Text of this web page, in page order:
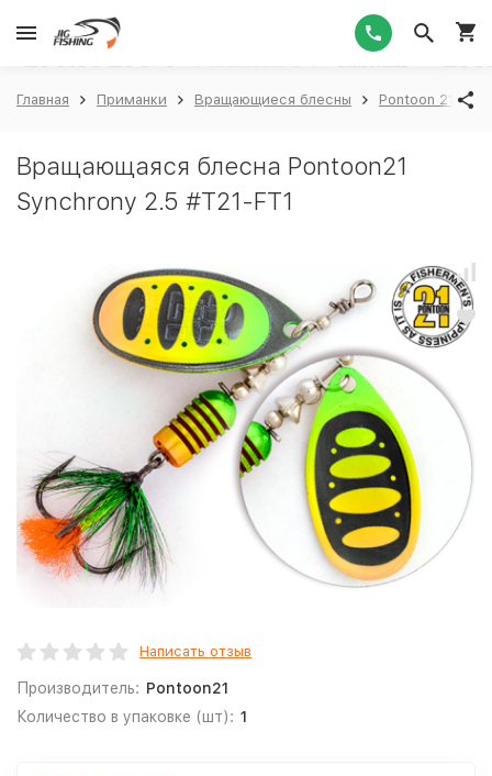
Главная Приманки Вращающиеся блесны Pontoon 21
Вращающаяся блесна Pontoon21
Synchrony 2.5 #T21-FT1
Написать отзыв
Производитель: Pontoon21
Количество в упаковке (шт): 1